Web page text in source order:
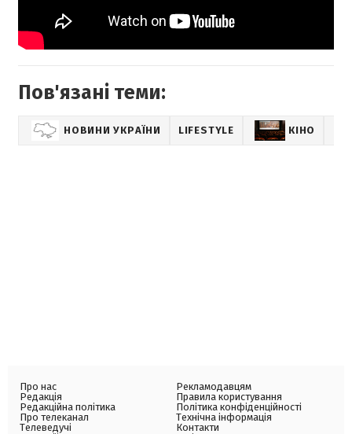
Пов'язані теми:
НОВИНИ УКРАЇНИ LIFESTYLE КІНО
Про нас
Редакція
Редакційна політика
Про телеканал
Телеведучі
Рекламодавцям
Правила користування
Політика конфіденційності
Технічна інформація
Контакти